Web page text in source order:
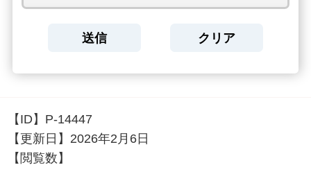
【ID】 P-14447
【更新日】 2026年2月6日
【閲覧数】